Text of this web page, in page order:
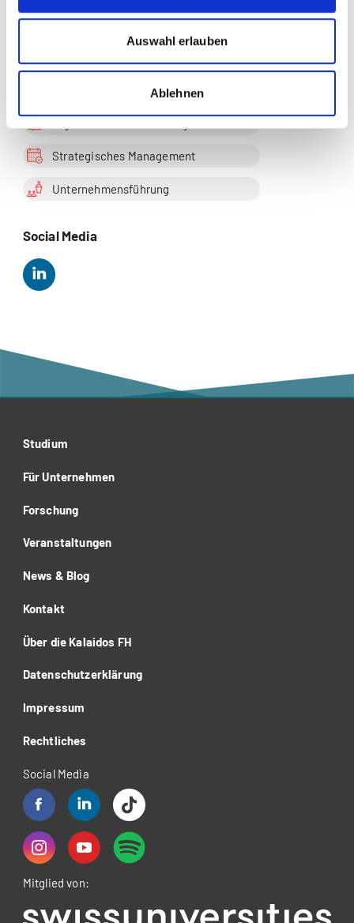
Auswahl erlauben
Ablehnen
Strategisches Management
Unternehmensführung
Social Media
Studium
Für Unternehmen
Forschung
Veranstaltungen
News & Blog
Kontakt
Über die Kalaidos FH
Datenschutzerklärung
Impressum
Rechtliches
Social Media
Mitglied von: